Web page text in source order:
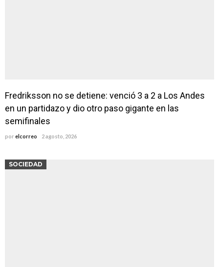
Fredriksson no se detiene: venció 3 a 2 a Los Andes
en un partidazo y dio otro paso gigante en las
semifinales
por elcorreo 2 agosto, 2026
SOCIEDAD